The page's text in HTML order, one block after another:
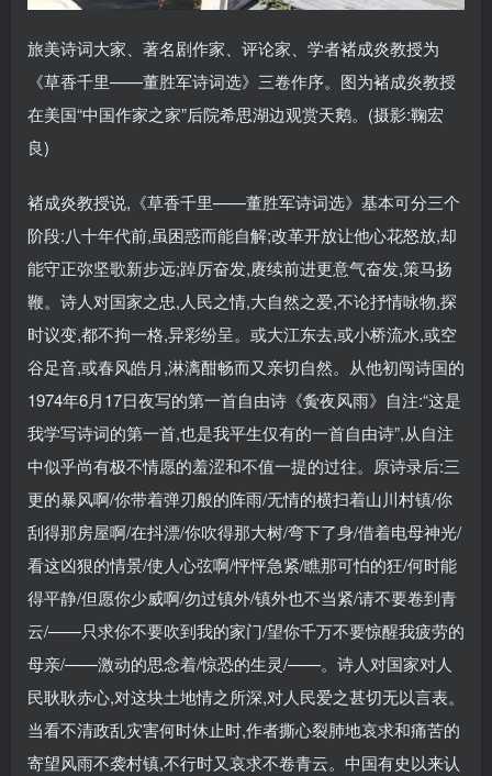
旅美诗词大家、著名剧作家、评论家、学者褚成炎教授为
《草香千里——董胜军诗词选》三卷作序。图为褚成炎教授
在美国“中国作家之家”后院希思湖边观赏天鹅。(摄影:鞠宏
良)
褚成炎教授说,《草香千里——董胜军诗词选》基本可分三个
阶段:八十年代前,虽困惑而能自解;改革开放让他心花怒放,却
能守正弥坚歌新步远;踔厉奋发,赓续前进更意气奋发,策马扬
鞭。诗人对国家之忠,人民之情,大自然之爱,不论抒情咏物,探
时议变,都不拘一格,异彩纷呈。或大江东去,或小桥流水,或空
谷足音,或春风皓月,淋漓酣畅而又亲切自然。从他初闯诗国的
1974年6月17日夜写的第一首自由诗《夤夜风雨》自注:“这是
我学写诗词的第一首,也是我平生仅有的一首自由诗”,从自注
中似乎尚有极不情愿的羞涩和不值一提的过往。原诗录后:三
更的暴风啊/你带着弹刃般的阵雨/无情的横扫着山川村镇/你
刮得那房屋啊/在抖漂/你吹得那大树/弯下了身/借着电母神光/
看这凶狠的情景/使人心弦啊/怦怦急紧/瞧那可怕的狂/何时能
得平静/但愿你少威啊/勿过镇外/镇外也不当紧/请不要卷到青
云/——只求你不要吹到我的家门/望你千万不要惊醒我疲劳的
母亲/——激动的思念着/惊恐的生灵/——。诗人对国家对人
民耿耿赤心,对这块土地情之所深,对人民爱之甚切无以言表。
当看不清政乱灾害何时休止时,作者撕心裂肺地哀求和痛苦的
寄望风雨不袭村镇,不行时又哀求不卷青云。中国有史以来认